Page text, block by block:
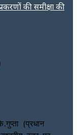
की समीक्षा की
(प्रधान